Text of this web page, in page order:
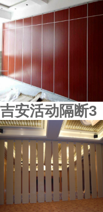
上海新玉屏会所
吉安活动隔断3